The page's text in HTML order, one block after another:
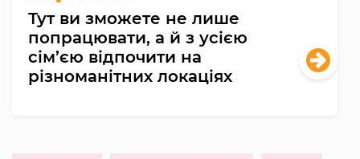
Тут ви зможете не лише
попрацювати, а й з усією
сім’єю відпочити на
різноманітних локаціях